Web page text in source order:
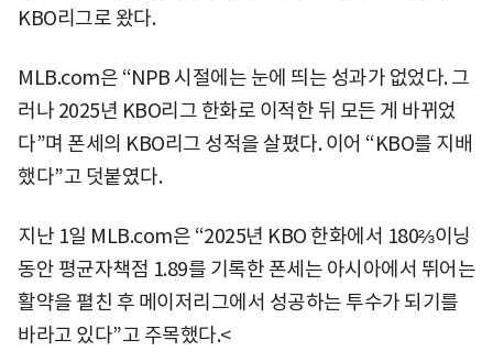
KBO리그로 왔다.
MLB.com은 “NPB 시절에는 눈에 띄는 성과가 없었다. 그
러나 2025년 KBO리그 한화로 이적한 뒤 모든 게 바뀌었
다”며 폰세의 KBO리그 성적을 살폈다. 이어 “KBO를 지배
했다”고 덧붙였다.
지난 1일 MLB.com은 “2025년 KBO 한화에서 180⅔이닝
동안 평균자책점 1.89를 기록한 폰세는 아시아에서 뛰어는
활약을 펼친 후 메이저리그에서 성공하는 투수가 되기를
바라고 있다”고 주목했다.<